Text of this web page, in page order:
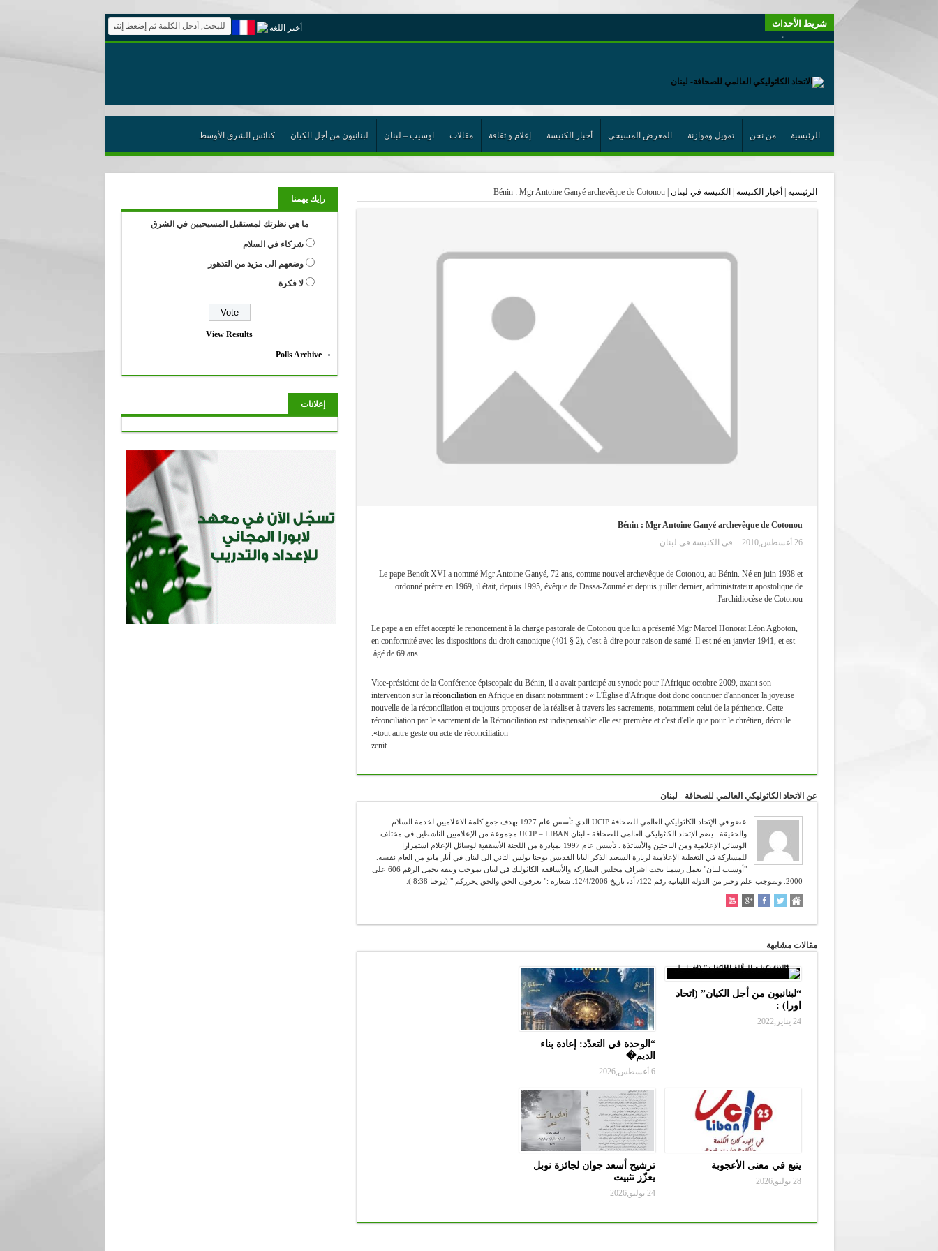
شريط الأحداث
“لبنانيون من أجل الكيان” (اتحاد اورا) : طرح رئيس الجمهورية حول اللامركزية الموسعة شرط واجب للخروج من حالة الجمود
يتبع في معنى الأعجوبة
ترشيح أسعد جوان لجائزة نوبل يعزّز تثبيت
رئيسة أوسيب لبنان تلتقي غبطة البطريرك وتطلع على نشاطات الإتحاد
الراعي: القديس شربل هو الزرع الجيد الذي أثمر في حقل الرب
الأعجوبة في المسيحيّة: معنًى وحدًّا
أختر اللغة
الرئيسية من نحن تمويل وموازنة المعرض المسيحي أخبار الكنيسة إعلام و ثقافة مقالات اوسيب – لبنان لبنانيون من أجل الكيان كنائس الشرق الأوسط
الرئيسية أخبار الكنيسة الكنيسة في لبنان |
Bénin : Mgr Antoine Ganyé archevêque de Cotonou
Bénin : Mgr Antoine Ganyé archevêque de Cotonou
26 أغسطس,2010
في الكنيسة في لبنان
Le pape Benoît XVI a nommé Mgr Antoine Ganyé, 72 ans, comme nouvel archevêque de Cotonou, au Bénin. Né en juin 1938 et
ordonné prêtre en 1969, il était, depuis 1995, évêque de Dassa-Zoumé et depuis juillet dernier, administrateur apostolique de
l'archidiocèse de Cotonou.
Le pape a en effet accepté le renoncement à la charge pastorale de Cotonou que lui a présenté Mgr Marcel Honorat Léon Agboton,
en conformité avec les dispositions du droit canonique (401 § 2), c'est-à-dire pour raison de santé. Il est né en janvier 1941, et est
âgé de 69 ans.
Vice-président de la Conférence épiscopale du Bénin, il a avait participé au synode pour l'Afrique octobre 2009, axant son
intervention sur la réconciliationen Afrique en disant notamment : « L'Église d'Afrique doit donc continuer d'annoncer la joyeuse
nouvelle de la réconciliation et toujours proposer de la réaliser à travers les sacrements, notamment celui de la pénitence. Cette
réconciliation par le sacrement de la Réconciliation est indispensable: elle est première et c'est d'elle que pour le chrétien, découle
tout autre geste ou acte de réconciliation».
zenit
عن الاتحاد الكاثوليكي العالمي للصحافة - لبنان
عضو في الإتحاد الكاثوليكي العالمي للصحافة UCIP الذي تأسس عام 1927 بهدف جمع كلمة الاعلاميين لخدمة السلام
والحقيقة . يضم الإتحاد الكاثوليكي العالمي للصحافة - لبنان UCIP – LIBAN مجموعة من الإعلاميين الناشطين في مختلف
الوسائل الإعلامية ومن الباحثين والأساتذة . تأسس عام 1997 بمبادرة من اللجنة الأسقفية لوسائل الإعلام استمرارا
للمشاركة في التغطية الإعلامية لزيارة السعيد الذكر البابا القديس يوحنا بولس الثاني الى لبنان في أيار مايو من العام نفسه.
"أوسيب لبنان" يعمل رسميا تحت اشراف مجلس البطاركة والأساقفة الكاثوليك في لبنان بموجب وثيقة تحمل الرقم 606 على
2000. وبموجب علم وخبر من الدولة اللبنانية رقم 122/ أد، تاريخ 12/4/2006. شعاره :" تعرفون الحق والحق يحرركم " (يوحنا 8:38 ).
مقالات مشابهة
“لبنانيون من أجل الكيان” (اتحاد
اورا) :
24 يناير,2022
“الوحدة في التعدّد: إعادة بناء
الديم�
6 أغسطس,2026
يتبع في معنى الأعجوبة
28 يوليو,2026
ترشيح أسعد جوان لجائزة نوبل
يعزّز تثبيت
24 يوليو,2026
رايك يهمنا
ما هي نظرتك لمستقبل المسيحيين في الشرق
شركاء في السلام
وضعهم الى مزيد من التدهور
لا فكرة
View Results
Polls Archive
إعلانات